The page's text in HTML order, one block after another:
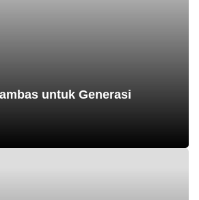
untuk Generasi